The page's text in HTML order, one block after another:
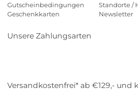
Gutscheinbedingungen
Geschenkkarten
Standorte /
Newsletter
Unsere Zahlungsarten
Versandkostenfrei* ab €129,- und